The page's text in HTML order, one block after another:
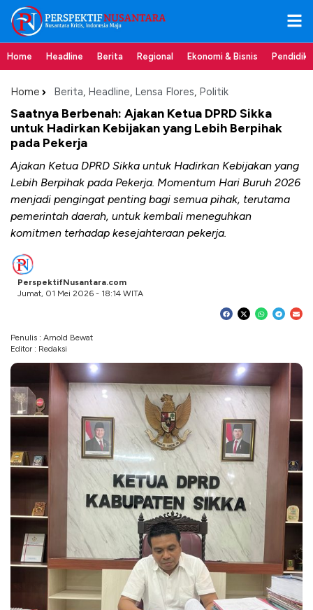
Home Headline Berita Regional Ekonomi & Bisnis
Home Berita, Headline, Lensa Flores, Politik
Saatnya Berbenah: Ajakan Ketua DPRD Sikka
untuk Hadirkan Kebijakan yang Lebih Berpihak
pada Pekerja
Ajakan Ketua DPRD Sikka untuk Hadirkan Kebijakan yang
Lebih Berpihak pada Pekerja. Momentum Hari Buruh 2026
menjadi pengingat penting bagi semua pihak, terutama
pemerintah daerah, untuk kembali meneguhkan
komitmen terhadap kesejahteraan pekerja.
PerspektifNusantara.com
Jumat, 01 Mei 2026 - 18:14 WITA
Penulis : Arnold Bewat
Editor : Redaksi